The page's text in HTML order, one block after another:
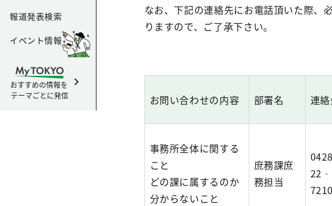
報道発表検索
イベント情報
おすすめの情報を
テーマごとに発信
なお、下記の連絡先にお電話頂いた際、
りますので、ご了承下さい。
お問い合わせの内容 部署名 連
事務所全体に関する
こと
どの課に属するのか
分からないこと
庶務課庶
務担当
22‐
7210